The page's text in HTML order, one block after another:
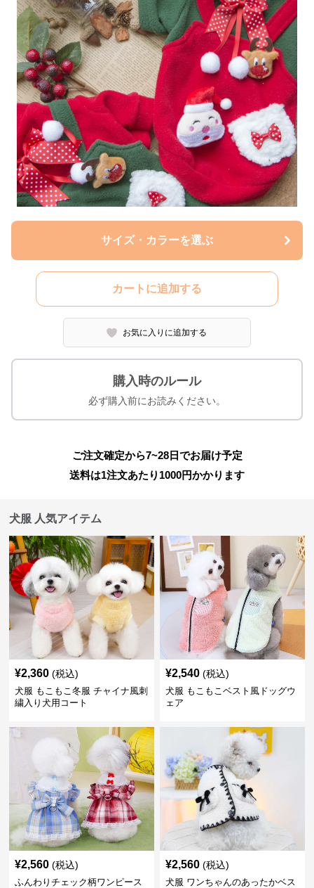
サイズ・カラーを選ぶ
カートに追加する
お気に入りに追加する
購入時のルール
必ず購入前にお読みください。
ご注文確定から7~28日でお届け予定
送料は1注文あたり 1000円かかります
犬服 人気アイテム
¥2,360 (税込)
犬服 もこもこ冬服 チャイナ風刺
繍入り犬用コート
¥2,540 (税込)
犬服 もこもこベスト風ドッグウ
ェア
¥2,560 (税込)
ふんわりチェック柄ワンピース
¥2,560 (税込)
犬服 ワンちゃんのあったかベス